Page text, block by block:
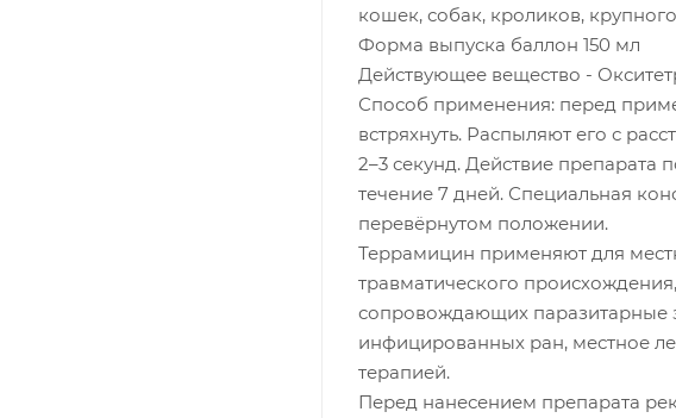
кошек, собак, кроликов,
Форма выпуска баллон 150 мл
Действующее вещество -
Способ применения: перед
встряхнуть. Распыляют его с
2–3 секунд. Действие препарата
течение 7 дней. Специальная
перевёрнутом положении.
Террамицин применяют для
травматического
сопровождающих паразитарные
инфицированных ран, местное
терапией.
Перед нанесением препарата